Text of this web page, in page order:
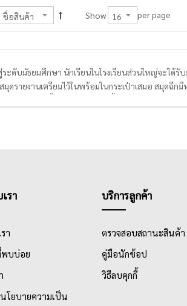
Show per page
สู่ระดับมัธยมศึกษา นักเรียนในโรงเรียนส่วนใหญ่จะไ
ดรายงานเตรียมไว้ในพร้อมในกระเป๋าเสมอ สมุดฉีก
ายงานส่งครู มีทั้งแบบมีเส้นสีแดงกั้นหน้าและไม่มีเส้น
ขเป็นอย่างมาก เหมาะกับการใช้ในการสร้างกราฟ
รา
า
บบ่อย
โยบายความเป็น
บริการลูกค้า
ตรวจสอบสถานะสินค้า
คู่มือนักช้อป
วิธีลบคุกกี้